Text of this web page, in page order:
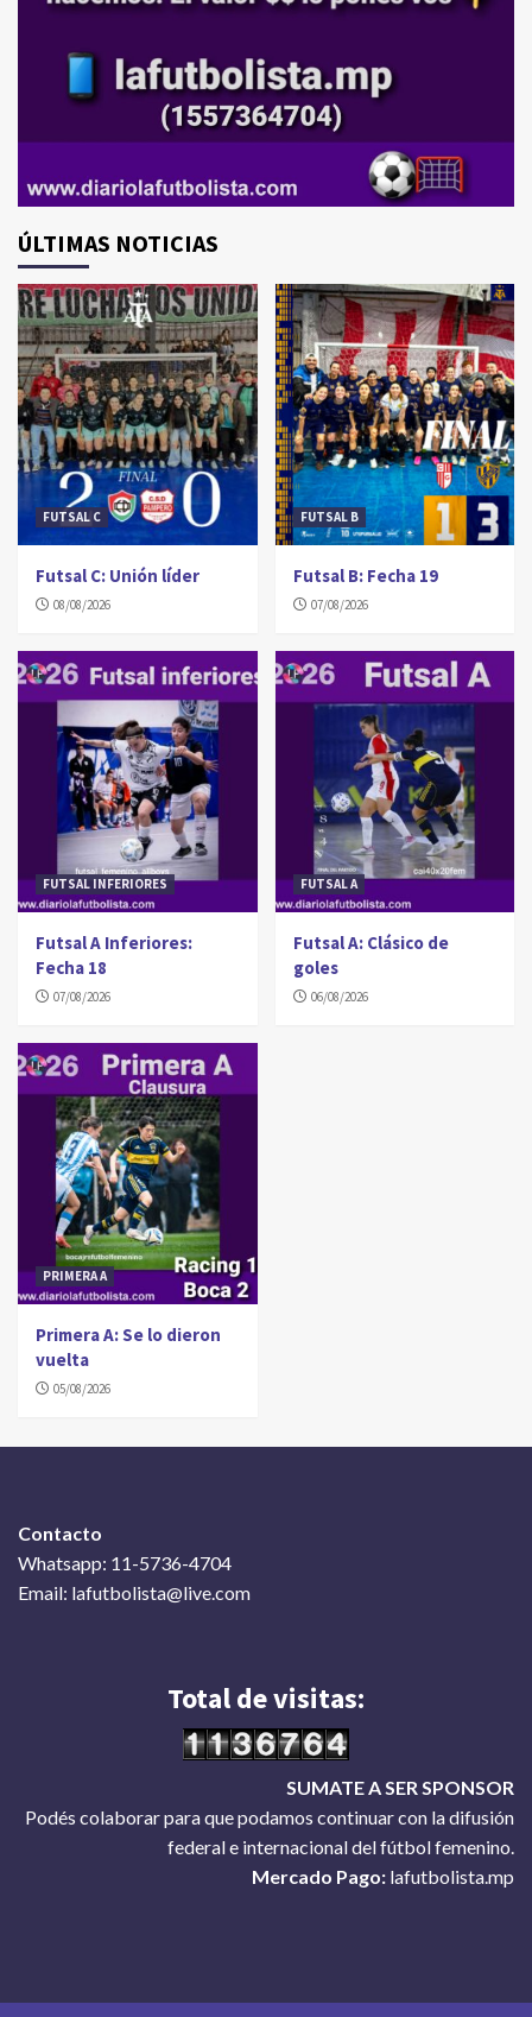
ÚLTIMAS NOTICIAS
FUTSAL C
Futsal C: Unión líder
08/08/2026
FUTSAL B
Futsal B: Fecha 19
07/08/2026
FUTSAL INFERIORES
Futsal A Inferiores:
Fecha 18
07/08/2026
FUTSAL A
Futsal A: Clásico de
goles
06/08/2026
PRIMERA A
Primera A: Se lo dieron
vuelta
05/08/2026
Contacto
Whatsapp: 11-5736-4704
Email: lafutbolista@live.com
Total de visitas:
SUMATE A SER SPONSOR
Podés colaborar para que podamos continuar con la difusión
federal e internacional del fútbol femenino.
Mercado Pago: lafutbolista.mp